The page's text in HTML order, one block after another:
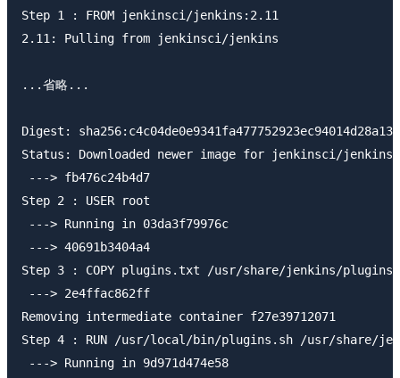
Step 1 : FROM jenkinsci/jenkins:2.11
2.11: Pulling from jenkinsci/jenkins
...省略...
Digest:
Status: Downloaded newer image for jenkinsci/
---> fb476c24b4d7
Step 2 : USER root
---> Running in 03da3f79976c
---> 40691b3404a4
Step 3 : COPY plugins.txt /usr/share/jenkins/
---> 2e4ffac862ff
Removing intermediate container f27e39712071
Step 4 : RUN /usr/local/bin/plugins.sh /usr/share/
---> Running in 9d971d474e58